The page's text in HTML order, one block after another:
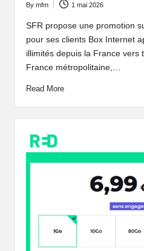
Posted
by
By mfm 1 mai 2026
SFR propose une promotion
pour ses clients Box Internet
illimités depuis la France vers
France métropolitaine,…
Read More